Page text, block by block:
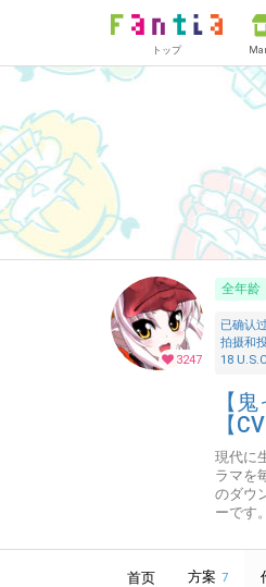
トップ
3247
全年龄
已确认
拍摄和
18
【
【
現代に
ラマを
のダウ
ーです。
首页 方案 7